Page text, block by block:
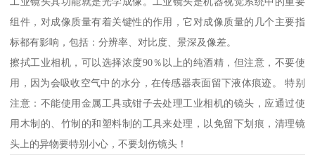
组件，对成像质量有着关键性的作用，它对成像质量的几个主要指
标都有影响，包括：分辨率、对比度、景深及像差。
擦拭工业相机，可以选择浓度90％以上的纯酒精，但注意，不要使
用，因为会吸收空气中的水分，在传感器表面留下液体痕迹。 特别
注意：不能使用金属工具或钳子去处理工业相机的镜头，应通过使
用木制的、竹制的和塑料制的工具来处理，以免留下划痕，清理镜
头上的异物要特别小心，不要划伤镜头！